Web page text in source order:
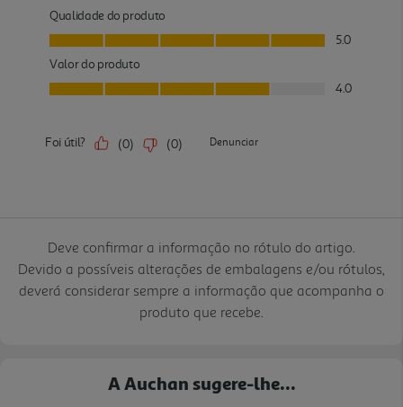
Deve confirmar a informação no rótulo do artigo.
Devido a possíveis alterações de embalagens e/ou rótulos,
deverá considerar sempre a informação que acompanha o
produto que recebe.
A Auchan sugere-lhe...